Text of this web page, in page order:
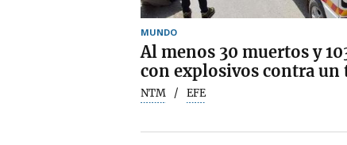
MUNDO
Al menos 30 muertos y
con explosivos contra un
NTM EFE